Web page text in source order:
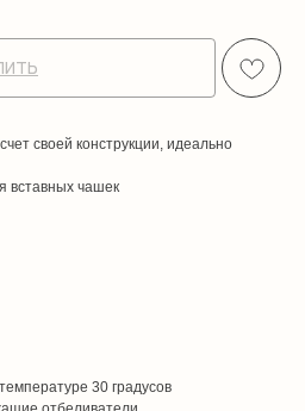
своей конструкции, идеально
вставных чашек
30 градусов